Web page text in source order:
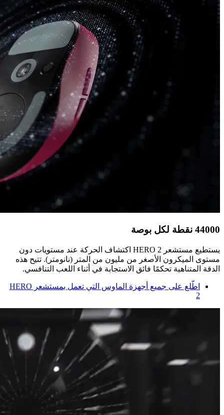
44000 نقطة لكل بوصة
يستطيع مستشعر HERO 2 اكتشاف الحركة عند مستويات دون
مستوى الميكرون الأصغر من مليون من المتر (نانومتر). تتيح هذه
الدقة المتناهية تحكمًا فائق الاستجابة في أثناء اللعب التنافسي.
اطّلع على جميع أجهزة الماوس التي تعمل بمستشعر HERO
2